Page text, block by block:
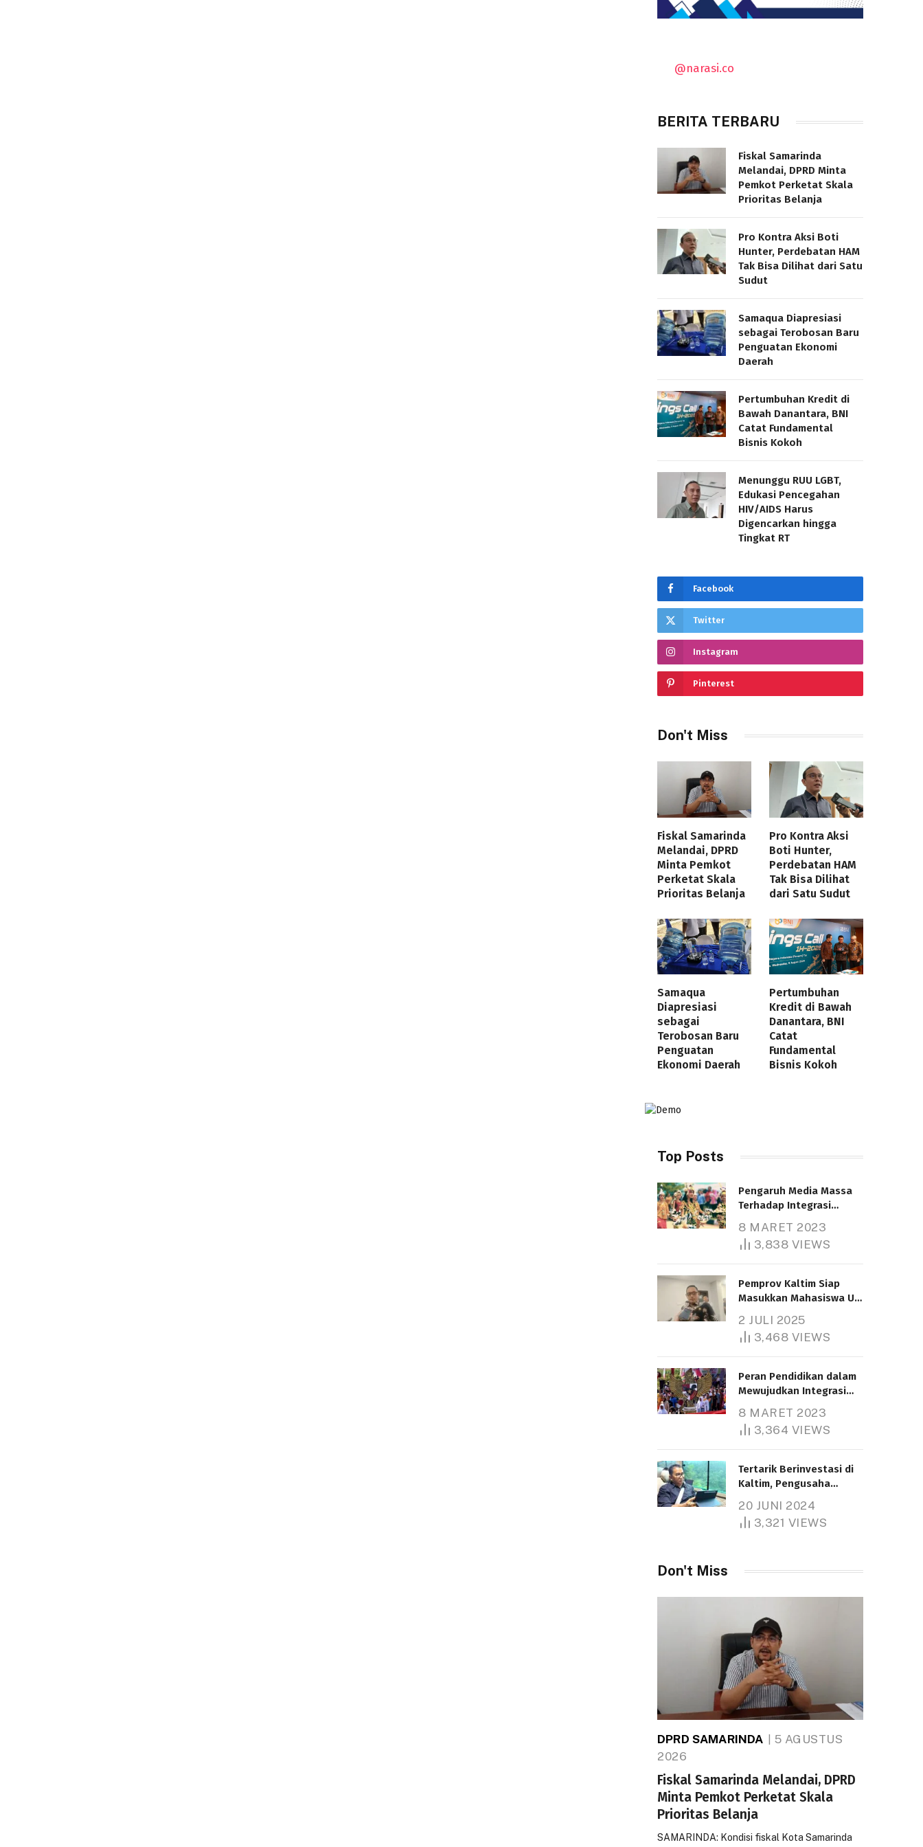
@narasi.co
BERITA TERBARU
Fiskal Samarinda
Melandai, DPRD Minta
Pemkot Perketat Skala
Prioritas Belanja
Pro Kontra Aksi Boti
Hunter, Perdebatan HAM
Tak Bisa Dilihat dari Satu
Sudut
Samaqua Diapresiasi
sebagai Terobosan Baru
Penguatan Ekonomi
Daerah
Pertumbuhan Kredit di
Bawah Danantara, BNI
Catat Fundamental
Bisnis Kokoh
Menunggu RUU LGBT,
Edukasi Pencegahan
HIV/AIDS Harus
Digencarkan hingga
Tingkat RT
Facebook
Twitter
Instagram
Pinterest
Don't Miss
Fiskal Samarinda
Melandai, DPRD
Minta Pemkot
Perketat Skala
Prioritas Belanja
Pro Kontra Aksi
Boti Hunter,
Perdebatan HAM
Tak Bisa Dilihat
dari Satu Sudut
Samaqua
Diapresiasi
sebagai
Terobosan Baru
Penguatan
Ekonomi Daerah
Pertumbuhan
Kredit di Bawah
Danantara, BNI
Catat
Fundamental
Bisnis Kokoh
Top Posts
Pengaruh Media Massa
Terhadap Integrasi
8 MARET 2023
3,838 VIEWS
Pemprov Kaltim Siap
Masukkan Mahasiswa UT
Bantuan Pendidikan
Gratispol
2 JULI 2025
3,468 VIEWS
Peran Pendidikan dalam
Mewujudkan Integrasi
8 MARET 2023
3,364 VIEWS
Tertarik Berinvestasi di
Kaltim, Pengusaha
1.000 Hektare
20 JUNI 2024
3,321 VIEWS
Don't Miss
DPRD SAMARINDA
5 AGUSTUS
2026
Fiskal Samarinda Melandai, DPRD
Minta Pemkot Perketat Skala
Prioritas Belanja
SAMARINDA: Kondisi fiskal Kota Samarinda